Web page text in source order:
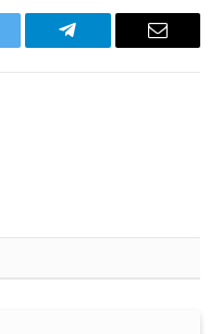
Telegram Email